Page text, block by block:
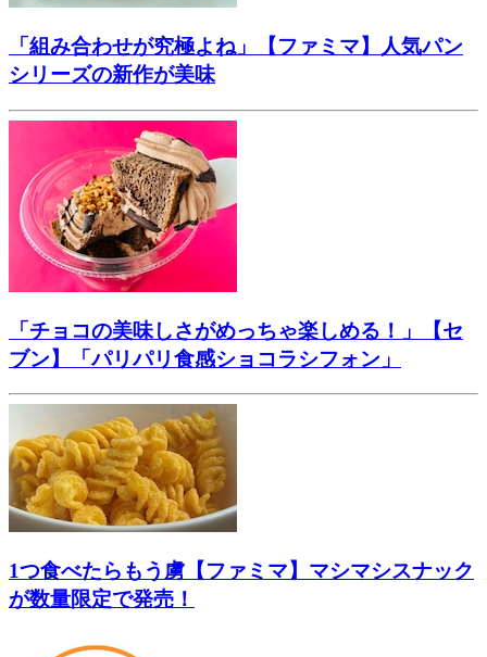
「組み合わせが究極よね」【ファミマ】人気パン
シリーズの新作が美味
「チョコの美味しさがめっちゃ楽しめる！」【セ
ブン】「パリパリ食感ショコラシフォン」
1つ食べたらもう虜【ファミマ】マシマシスナック
が数量限定で発売！